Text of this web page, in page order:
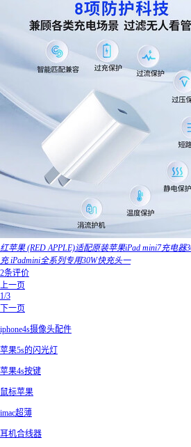
红苹果 (RED APPLE)适配原装苹果iPad mini7充电器
充 iPadmini全系列专用30W快充头一
2条评价
上一页
1/3
下一页
iphone4s摄像头配件
苹果5s的闪光灯
苹果4s按键
鼠标苹果
imac超薄
耳机合线器